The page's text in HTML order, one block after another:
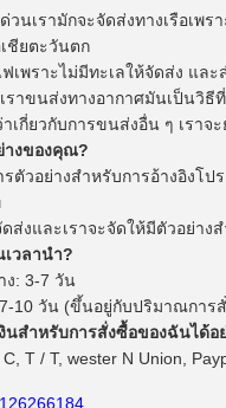
วนเรามักจะจัดส่งทางเรือเพร
ชียตะวันตก
ฟเพราะไม่มีทะเลให้จัดส่ง และ
ราขนส่งทางอากาศมันเป็นวิ
เกี่ยวกับการขนส่งอื่น ๆ เราจ
างของคุณ?
ตัวอย่างสำหรับการอ้างอิงโป
ส่งและเราจะจัดให้มีตัวอย่าง
วลานำ?
ง: 3-7 วัน
10 วัน (ขึ้นอยู่กับปริมาณการ
นสำหรับการสั่งซื้อของฉันได้อ
T / T, wester N Union,